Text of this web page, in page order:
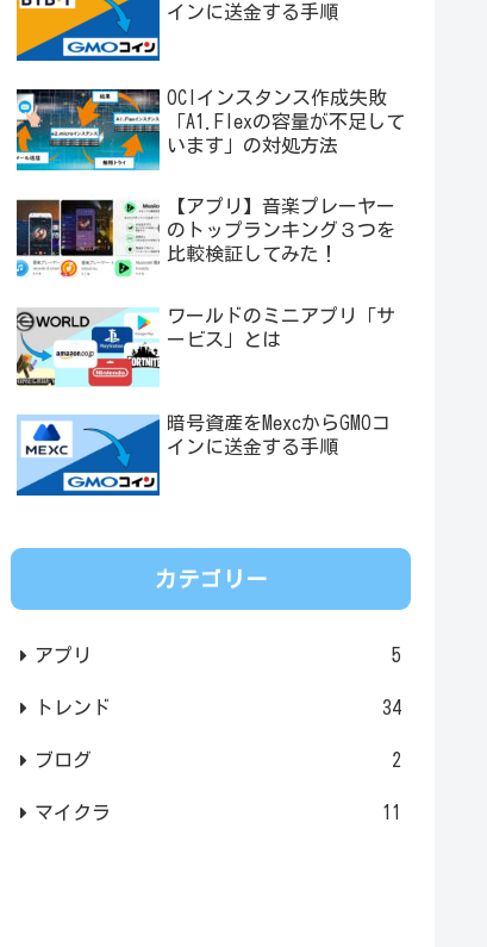
インに送金する手順
OCIインスタンス作成失敗
「A1.Flexの容量が不足して
います」の対処方法
【アプリ】音楽プレーヤー
のトップランキング３つを
比較検証してみた！
ワールドのミニアプリ「サ
ービス」とは
暗号資産をMexcからGMOコ
インに送金する手順
カテゴリー
アプリ 5
トレンド 34
ブログ 2
マイクラ 11